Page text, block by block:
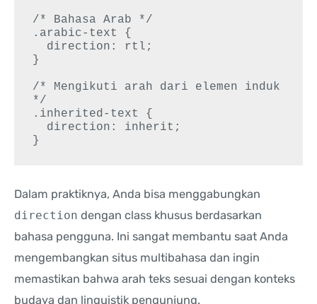
/* Bahasa Arab */
.arabic-text {
}
/* Mengikuti arah dari elemen induk
*/
.inherited-text {
Dalam praktiknya, Anda bisa menggabungkan
direction dengan class khusus berdasarkan
bahasa pengguna. Ini sangat membantu saat Anda
mengembangkan situs multibahasa dan ingin
memastikan bahwa arah teks sesuai dengan konteks
budaya dan linguistik pengunjung.